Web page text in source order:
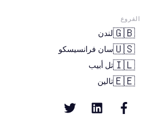
الفروع
🇬🇧لندن
🇺🇸سان فرانسيسكو
🇮🇱تل أبيب
🇪🇪تالين